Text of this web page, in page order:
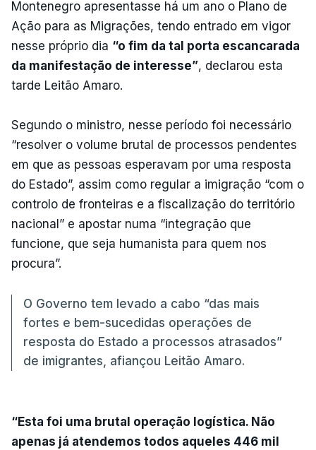
Montenegro apresentasse há um ano o Plano de
Ação para as Migrações, tendo entrado em vigor
nesse próprio dia “o fim da tal porta escancarada
da manifestação de interesse”, declarou esta
tarde Leitão Amaro.
Segundo o ministro, nesse período foi necessário
“resolver o volume brutal de processos pendentes
em que as pessoas esperavam por uma resposta
do Estado”, assim como regular a imigração “com o
controlo de fronteiras e a fiscalização do território
nacional” e apostar numa “integração que
funcione, que seja humanista para quem nos
procura”.
O Governo tem levado a cabo “das mais
fortes e bem-sucedidas operações de
resposta do Estado a processos atrasados”
de imigrantes, afiançou Leitão Amaro.
“Esta foi uma brutal operação logística. Não
apenas já atendemos todos aqueles 446 mil